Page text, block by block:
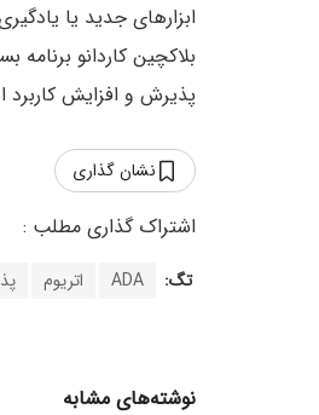
ابزارهای جدید یا
پذیرش و افزایش کاربرد
نشان گذاری
تگ: ADA اتریوم
نوشته‌های مشابه